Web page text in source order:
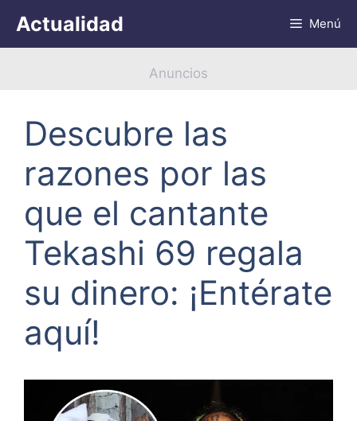
contenido
Actualidad Menú
Anuncios
Descubre las
razones por las
que el cantante
Tekashi 69 regala
su dinero: ¡Entérate
aquí!